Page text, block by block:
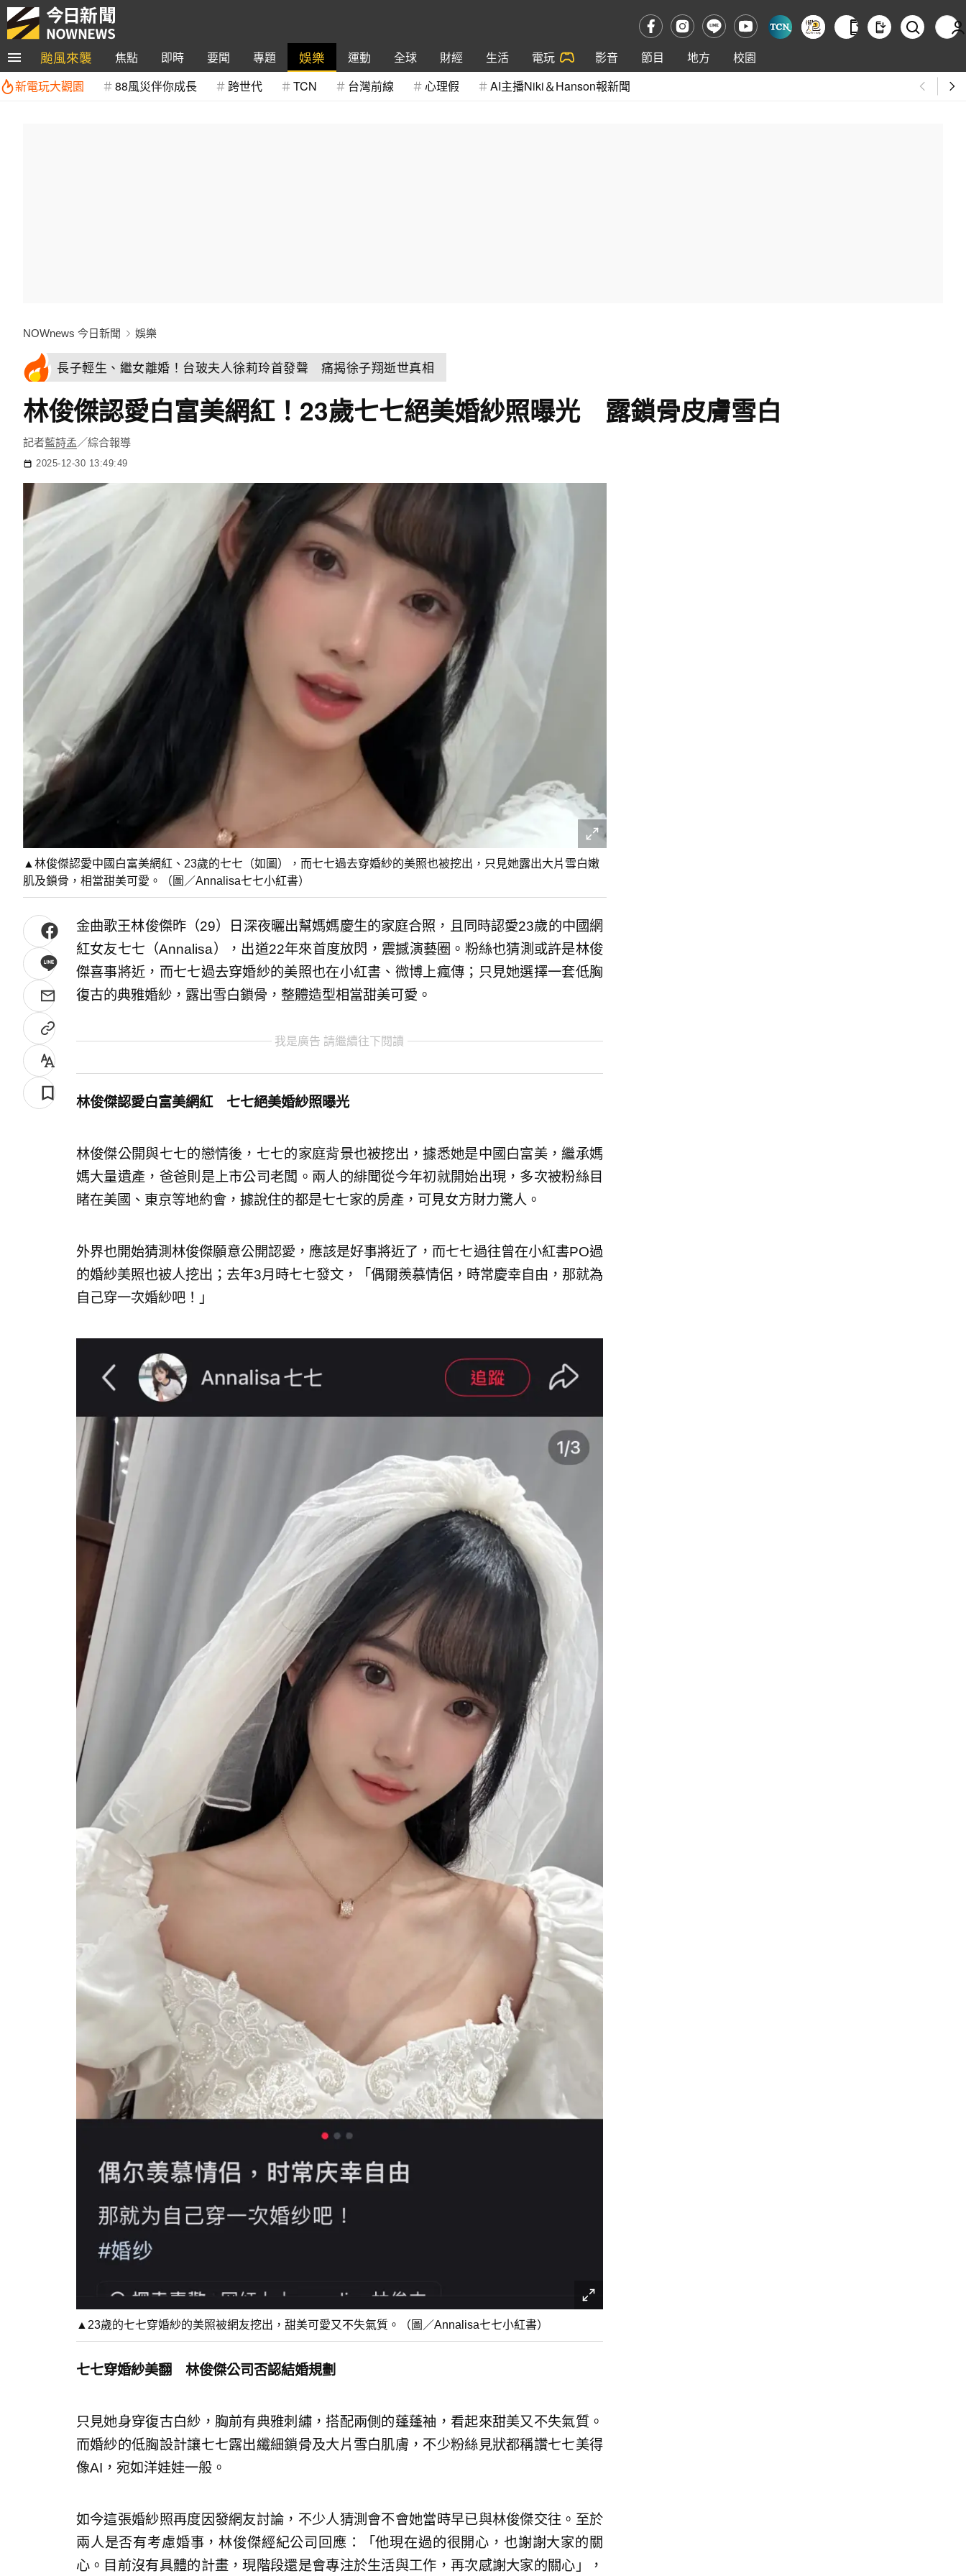
颱風來襲 焦點 即時 要聞 專題 娛樂 運動 全球 財經 生活 電玩 影音 節目 地方
校園
新電玩大觀園
88風災伴你成長 跨世代 TCN 台灣前線 心理假 AI主播Niki＆Hanson報新聞
NOWnews 今日新聞 娛樂
長子輕生、繼女離婚！台玻夫人徐莉玲首發聲 痛揭徐子翔逝世真相
林俊傑認愛白富美網紅！23歲七七絕美婚紗照曝光 露鎖骨皮膚雪白
記者藍詩孟／綜合報導
2025-12-30 13:49:49
▲林俊傑認愛中國白富美網紅、23歲的七七（如圖），而七七過去穿婚紗的美照也被挖出，只見她露出大片雪白嫩
肌及鎖骨，相當甜美可愛。（圖／Annalisa七七小紅書）
金曲歌王林俊傑昨（29）日深夜曬出幫媽媽慶生的家庭合照，且同時認愛23歲的中國網
紅女友七七（Annalisa），出道22年來首度放閃，震撼演藝圈。粉絲也猜測或許是林俊
傑喜事將近，而七七過去穿婚紗的美照也在小紅書、微博上瘋傳；只見她選擇一套低胸
復古的典雅婚紗，露出雪白鎖骨，整體造型相當甜美可愛。
我是廣告 請繼續往下閱讀
林俊傑認愛白富美網紅 七七絕美婚紗照曝光
林俊傑公開與七七的戀情後，七七的家庭背景也被挖出，據悉她是中國白富美，繼承媽
媽大量遺產，爸爸則是上市公司老闆。兩人的緋聞從今年初就開始出現，多次被粉絲目
睹在美國、東京等地約會，據說住的都是七七家的房產，可見女方財力驚人。
外界也開始猜測林俊傑願意公開認愛，應該是好事將近了，而七七過往曾在小紅書PO過
的婚紗美照也被人挖出；去年3月時七七發文，「偶爾羨慕情侶，時常慶幸自由，那就為
自己穿一次婚紗吧！」
▲23歲的七七穿婚紗的美照被網友挖出，甜美可愛又不失氣質。（圖／Annalisa七七小紅書）
七七穿婚紗美翻 林俊傑公司否認結婚規劃
只見她身穿復古白紗，胸前有典雅刺繡，搭配兩側的蓬蓬袖，看起來甜美又不失氣質。
而婚紗的低胸設計讓七七露出纖細鎖骨及大片雪白肌膚，不少粉絲見狀都稱讚七七美得
像AI，宛如洋娃娃一般。
如今這張婚紗照再度因發網友討論，不少人猜測會不會她當時早已與林俊傑交往。至於
兩人是否有考慮婚事，林俊傑經紀公司回應：「他現在過的很開心，也謝謝大家的關
心。目前沒有具體的計畫，現階段還是會專注於生活與工作，再次感謝大家的關心」，